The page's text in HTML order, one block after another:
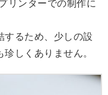
リンターでの制作に
るため、少しの設
しくありません。